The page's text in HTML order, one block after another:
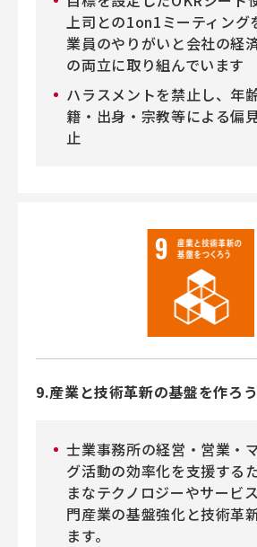
上司との1on1ミーティング
業員のやりがいと会社の経
の両立に取り組んでいます
ハラスメントを禁止し、年
籍・出身・宗教等による偏
止
9.産業と技術革新の基盤を作ろう
士業事務所の経営・営業・
グ活動の効率化を支援する
まなテクノロジーやサービ
門産業の基盤強化と技術革
ます。